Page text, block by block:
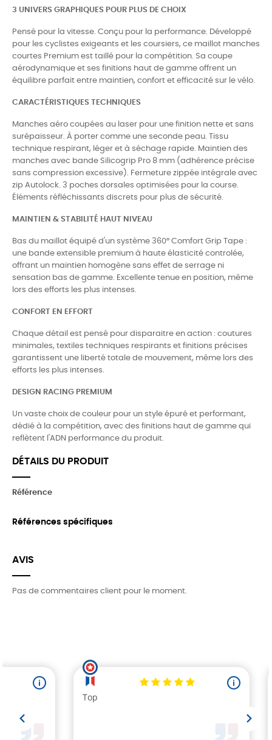
3 UNIVERS GRAPHIQUES POUR PLUS DE CHOIX
Pensé pour la vitesse. Conçu pour la performance. Développé
pour les cyclistes exigeants et les coursiers, ce maillot manches
courtes Premium est taillé pour la compétition. Sa coupe
aérodynamique et ses finitions haut de gamme offrent un
équilibre parfait entre maintien, confort et efficacité sur le vélo.
CARACTÉRISTIQUES TECHNIQUES
Manches aéro coupées au laser pour une finition nette et sans
surépaisseur. À porter comme une seconde peau. Tissu
technique respirant, léger et à séchage rapide. Maintien des
manches avec bande Silicogrip Pro 8 mm (adhérence précise
sans compression excessive). Fermeture zippée intégrale avec
zip Autolock. 3 poches dorsales optimisées pour la course.
Éléments réfléchissants discrets pour plus de sécurité.
MAINTIEN & STABILITÉ HAUT NIVEAU
Bas du maillot équipé d'un système 360° Comfort Grip Tape :
une bande extensible premium à haute élasticité controlée,
offrant un maintien homogène sans effet de serrage ni
sensation bas de gamme. Excellente tenue en position, même
lors des efforts les plus intenses.
CONFORT EN EFFORT
Chaque détail est pensé pour disparaitre en action : coutures
minimales, textiles techniques respirants et finitions précises
garantissent une liberté totale de mouvement, même lors des
efforts les plus intenses.
DESIGN RACING PREMIUM
Un vaste choix de couleur pour un style épuré et performant,
dédié à la compétition, avec des finitions haut de gamme qui
reflètent l'ADN performance du produit.
DÉTAILS DU PRODUIT
Référence
Références spécifiques
AVIS
Pas de commentaires client pour le moment.